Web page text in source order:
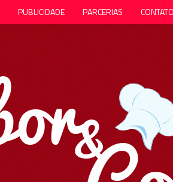
PUBLICIDADE PARCERIAS